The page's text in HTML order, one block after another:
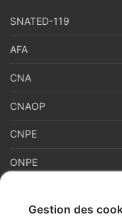
Gestion des
SNATED-119
AFA
CNA
CNAOP
CNPE
ONPE